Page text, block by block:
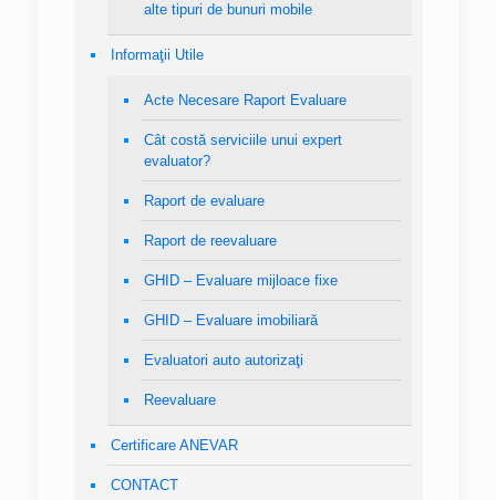
alte tipuri de bunuri mobile
Informaţii Utile
Acte Necesare Raport Evaluare
Cât costă serviciile unui expert
evaluator?
Raport de evaluare
Raport de reevaluare
GHID – Evaluare mijloace fixe
GHID – Evaluare imobiliară
Evaluatori auto autorizaţi
Reevaluare
Certificare ANEVAR
CONTACT